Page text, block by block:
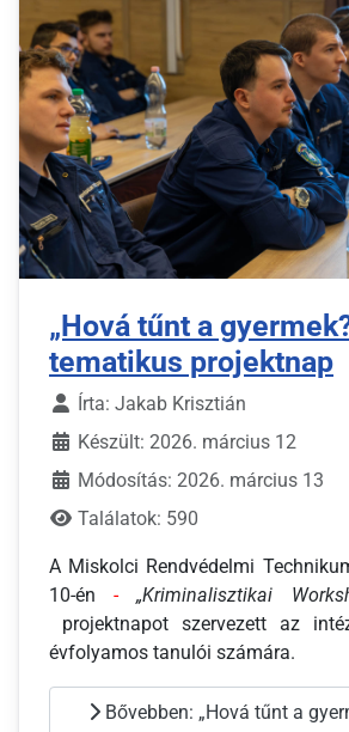
„Hová tűnt a
tematikus projektnap
Írta: Jakab Krisztián
Készült: 2026. március 12
Módosítás: 2026. március 13
Találatok: 590
A Miskolci Rendvédelmi
10-én-„Kriminalisztikai
projektnapot szervezett az
évfolyamos tanulói számára.
Bővebben: „Hová tűnt a